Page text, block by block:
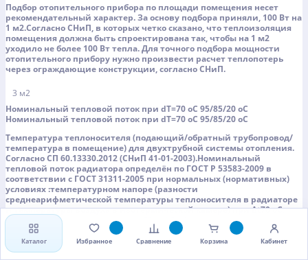
Подбор отопительного прибора по площади помещения несет
рекомендательный характер. За основу подбора приняли, 100 Вт на
1 м2.Согласно СНиП, в которых четко сказано, что теплоизоляция
помещения должна быть спроектирована так, чтобы на 1 м2
уходило не более 100 Вт тепла. Для точного подбора мощности
отопительного прибору нужно произвести расчет теплопотерь
через ограждающие конструкции, согласно СНиП.
3 м2
Номинальный тепловой поток при dT=70 oC 95/85/20 oC
Номинальный тепловой поток при dT=70 oC 95/85/20 oC
Температура теплоносителя (подающий/обратный трубопровод/
температура в помещение) для двухтрубной системы отопления.
Согласно СП 60.13330.2012 (СНиП 41-01-2003).Номинальный
тепловой поток радиатора определён по ГОСТ Р 53583-2009 в
соответствии с ГОСТ 31311-2005 при нормальных (нормативных)
условиях :температурном напоре (разности
среднеарифметической температуры теплоносителя в радиаторе
и температуры воздуха в изотермической камере) при Δt70 оС,
температура воздуха в камере 20+/-1,5 oC;расход теплоносителя
через прибор 360 кг/ч (0,1 кг/с);движение теплоносителя по схеме
сверху-вниз.
Каталог Избранное Сравнение Корзина Кабинет